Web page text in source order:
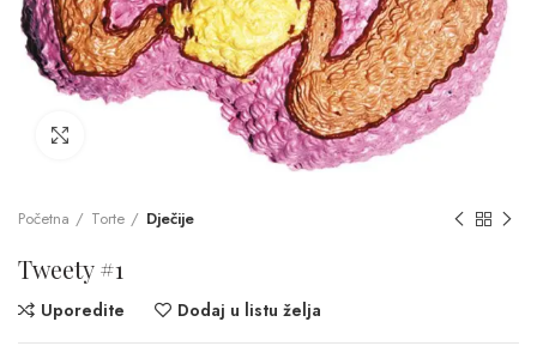
Početna Torte Dječije
Tweety #1
Uporedite Dodaj u listu želja